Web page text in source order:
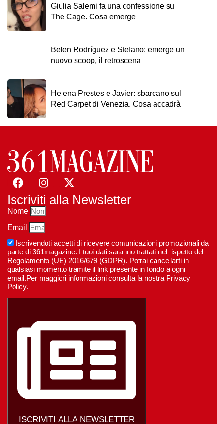
Giulia Salemi fa una confessione su
The Cage. Cosa emerge
Belen Rodríguez e Stefano: emerge un
nuovo scoop, il retroscena
Helena Prestes e Javier: sbarcano sul
Red Carpet di Venezia. Cosa accadrà
Iscriviti alla Newsletter
Nome
Email
Iscrivendoti accetti di ricevere comunicazioni promozionali da
parte di 361magazine. I tuoi dati saranno trattati nel rispetto del
Regolamento (UE) 2016/679 (GDPR). Potrai cancellarti in
qualsiasi momento tramite il link presente in fondo a ogni
email.Per maggiori informazioni consulta la nostra Privacy
Policy.
ISCRIVITI ALLA NEWSLETTER